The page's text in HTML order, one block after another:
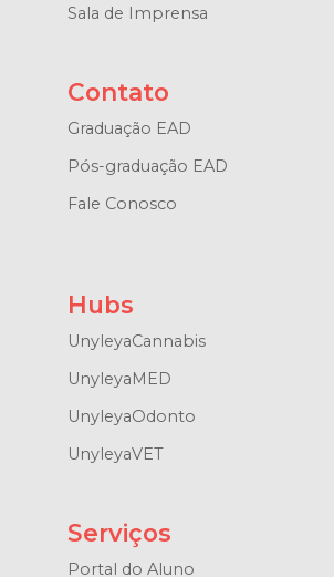
Sala de Imprensa
Contato
Graduação EAD
Pós-graduação EAD
Fale Conosco
Hubs
UnyleyaCannabis
UnyleyaMED
UnyleyaOdonto
UnyleyaVET
Serviços
Portal do Aluno